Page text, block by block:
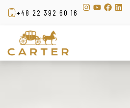
+48 22 392 60 16